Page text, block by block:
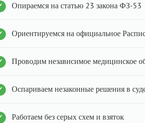
Опираемся на статью 23 закона ФЗ-53
Ориентируемся на официальное
Проводим независимое медицинское
Оспариваем незаконные решения в
Работаем без серых схем и взяток